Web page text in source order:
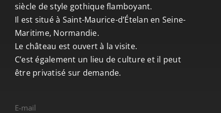
siècle de style gothique flamboyant.
Il est situé à Saint-Maurice-d’Ételan en Seine-
Maritime, Normandie.
Le château est ouvert à la visite.
C’est également un lieu de culture et il peut
être privatisé sur demande.
E-mail